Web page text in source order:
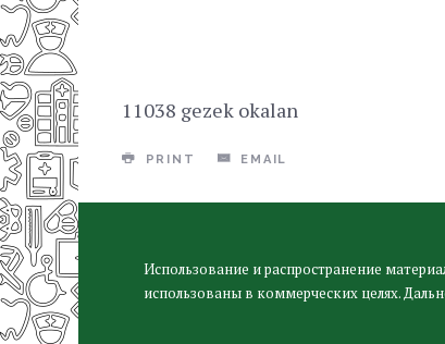
11038 gezek okalan
PRINT EMAIL
Использование и распространение
использованы в коммерческих целях.